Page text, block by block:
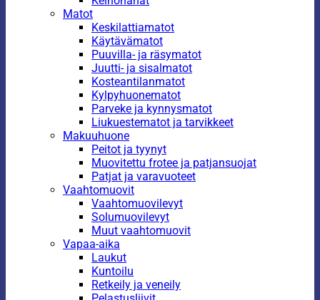
Matot
Keskilattiamatot
Käytävämatot
Puuvilla- ja räsymatot
Juutti- ja sisalmatot
Kosteantilanmatot
Kylpyhuonematot
Parveke ja kynnysmatot
Liukuestematot ja tarvikkeet
Makuuhuone
Peitot ja tyynyt
Muovitettu frotee ja patjansuojat
Patjat ja varavuoteet
Vaahtomuovit
Vaahtomuovilevyt
Solumuovilevyt
Muut vaahtomuovit
Vapaa-aika
Laukut
Kuntoilu
Retkeily ja veneily